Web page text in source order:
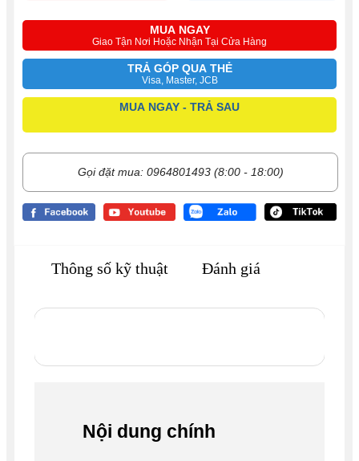
MUA NGAY
Giao Tận Nơi Hoặc Nhận Tại Cửa Hàng
TRẢ GÓP QUA THẺ
Visa, Master, JCB
MUA NGAY - TRẢ SAU
Gọi đặt mua: 0964801493 (8:00 - 18:00)
Thông số kỹ thuật Đánh giá
Nội dung chính